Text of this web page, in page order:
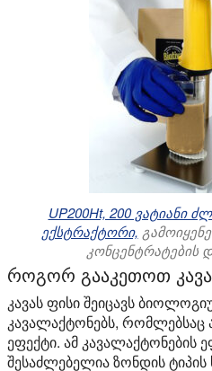
UP200Ht, 200 ვატიანი
ექსტრაქტორი,
კონცენტრატების
როგორ გააკეთოთ
კავას ფისი შეიცავს
კავალაქტონებს, რომლებსაც
ეფექტი. ამ კავალაქტონების
შესაძლებელია ზონდის